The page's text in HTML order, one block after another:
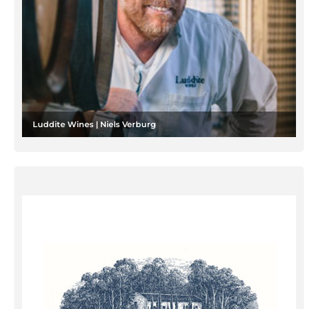
Luddite Wines | Niels Verburg